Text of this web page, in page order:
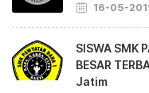
16-05-
SISWA SMK
BESAR
Jatim